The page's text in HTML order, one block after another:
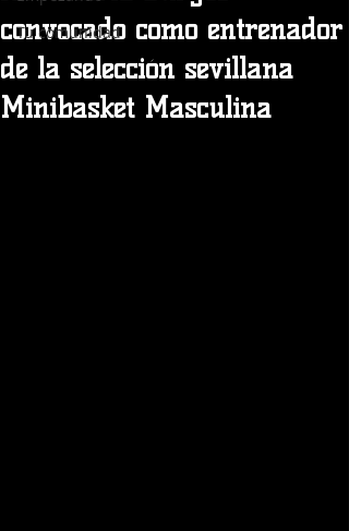
Tu comunidad
convocado como entrenador
de la selección sevillana
Minibasket Masculina